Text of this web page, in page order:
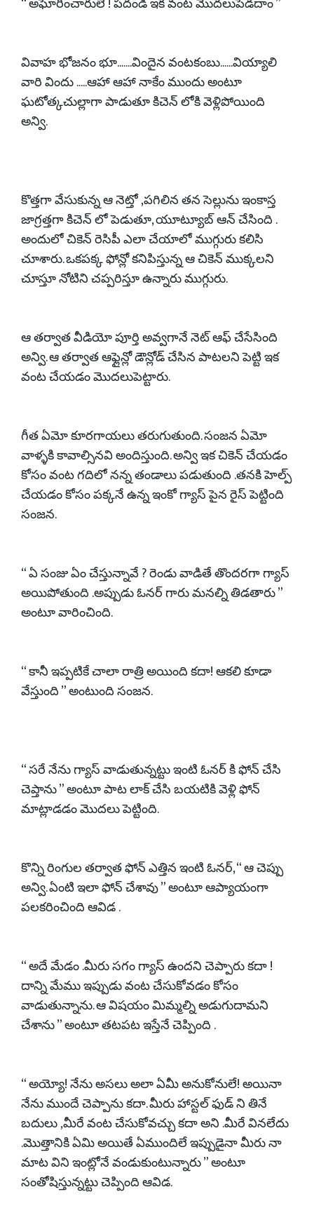
“ అఘోరించారులే ! పదండి ఇక వంట మొదలుపెడదాం ”
వివాహ భోజనం భూ.......విందైన వంటకంబు......వియ్యాలి
వారి విందు .....ఆహా ఆహా నాకేం ముందు అంటూ
ఘటోత్కచుల్లాగా పాడుతూ కిచెన్ లోకి వెళ్లిపోయింది
అన్వి.
కొత్తగా వేసుకున్న ఆ నెట్తో ,పగిలిన తన సెల్లును ఇంకాస్త
జాగ్రత్తగా కిచెన్ లో పెడుతూ, యూట్యూబ్ ఆన్ చేసింది .
అందులో చికెన్ రెసిపీ ఎలా చేయాలో ముగ్గురు కలిసి
చూశారు. ఒకపక్క ఫోన్లో కనిపిస్తున్న ఆ చికెన్ ముక్కలని
చూస్తూ నోటిని చప్పరిస్తూ ఉన్నారు ముగ్గురు.
ఆ తర్వాత వీడియో పూర్తి అవ్వగానే నెట్ ఆఫ్ చేసేసింది
అన్వి. ఆ తర్వాత ఆఫ్లైన్లో డౌన్లోడ్ చేసిన పాటలని పెట్టి ఇక
వంట చేయడం మొదలుపెట్టారు.
గీత ఏమో కూరగాయలు తరుగుతుంది. సంజన ఏమో
వాళ్ళకి కావాల్సినవి అందిస్తుంది. అన్వి ఇక చికెన్ చేయడం
కోసం వంట గదిలో నన్న తండాలు పడుతుంది .తనకి హెల్ప్
చేయడం కోసం పక్కనే ఉన్న ఇంకో గ్యాస్ పైన రైస్ పెట్టింది
సంజన.
“ ఏ సంజు ఏం చేస్తున్నావే ? రెండు వాడితే తొందరగా గ్యాస్
అయిపోతుంది .అప్పుడు ఓనర్ గారు మనల్ని తిడతారు ”
అంటూ వారించింది.
“ కానీ ఇప్పటికే చాలా రాత్రి అయింది కదా! ఆకలి కూడా
వేస్తుంది ” అంటుంది సంజన.
“ సరే నేను గ్యాస్ వాడుతున్నట్టు ఇంటి ఓనర్ కి ఫోన్ చేసి
చెప్తాను ” అంటూ పాట లాక్ చేసి బయటికి వెళ్లి ఫోన్
మాట్లాడడం మొదలు పెట్టింది.
కొన్ని రింగుల తర్వాత ఫోన్ ఎత్తిన ఇంటి ఓనర్, “ ఆ చెప్పు
అన్వి. ఏంటి ఇలా ఫోన్ చేశావు ” అంటూ ఆప్యాయంగా
పలకరించింది ఆవిడ .
“ అదే మేడం .మీరు సగం గ్యాస్ ఉందని చెప్పారు కదా !
దాన్ని మేము ఇప్పుడు వంట చేసుకోవడం కోసం
వాడుతున్నాను. ఆ విషయం మిమ్మల్ని అడుగుదామని
చేశాను ” అంటూ తటపట ఇస్తేనే చెప్పింది .
“ అయ్యో! నేను అసలు అలా ఏమీ అనుకోనులే! అయినా
నేను ముందే చెప్పాను కదా. మీరు హాస్టల్ ఫుడ్ ని తినే
బదులు ,మీరే వంట చేసుకోవచ్చు కదా అని .మీరే వినలేదు
.మొత్తానికి ఏమి అయితే ఏముందిలే ఇప్పుడైనా మీరు నా
మాట విని ఇంట్లోనే వండుకుంటున్నారు ” అంటూ
సంతోషిస్తున్నట్టు చెప్పింది ఆవిడ.